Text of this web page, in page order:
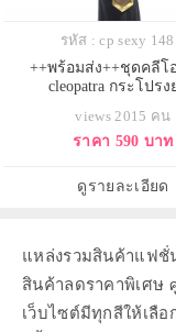
รหัส : cp sexy
++พร้อมส่ง++ชุดคลีโ
cleopatra กระโปรง
views 2015 คน
ราคา 590 บาท
ดูรายละเอียด
แหล่งรวมสินค้าแฟชั่
สินค้าลดราคาพิเศษ
เว็บไซต์มีทุกสีให้เลื